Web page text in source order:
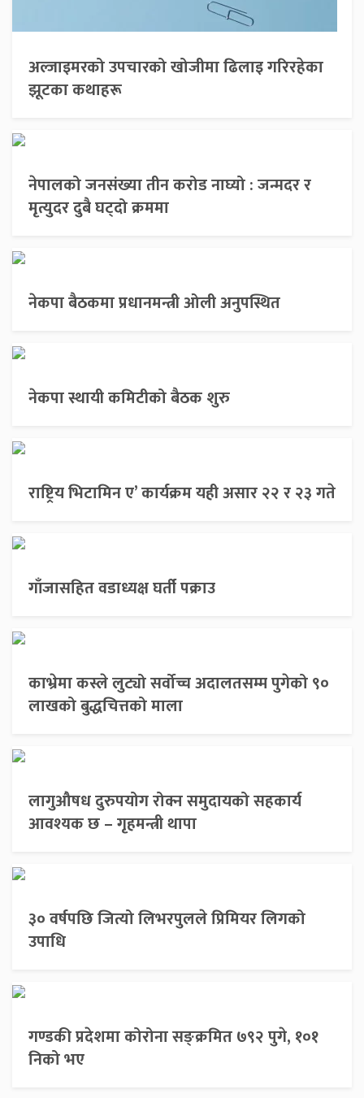
अल्जाइमरको उपचारको खोजीमा ढिलाइ गरिरहेका
झूटका कथाहरू
नेपालको जनसंख्या तीन करोड नाघ्यो : जन्मदर र
मृत्युदर दुबै घट्दो क्रममा
नेकपा बैठकमा प्रधानमन्त्री ओली अनुपस्थित
नेकपा स्थायी कमिटीको बैठक शुरु
राष्ट्रिय भिटामिन ए’ कार्यक्रम यही असार २२ र २३ गते
गाँजासहित वडाध्यक्ष घर्ती पक्राउ
काभ्रेमा कस्ले लुट्यो सर्वोच्च अदालतसम्म पुगेको ९०
लाखको बुद्धचित्तको माला
लागुऔषध दुरुपयोग रोक्न समुदायको सहकार्य
आवश्यक छ – गृहमन्त्री थापा
३० वर्षपछि जित्यो लिभरपुलले प्रिमियर लिगको
उपाधि
गण्डकी प्रदेशमा कोरोना सङ्क्रमित ७९२ पुगे, १०१
निको भए